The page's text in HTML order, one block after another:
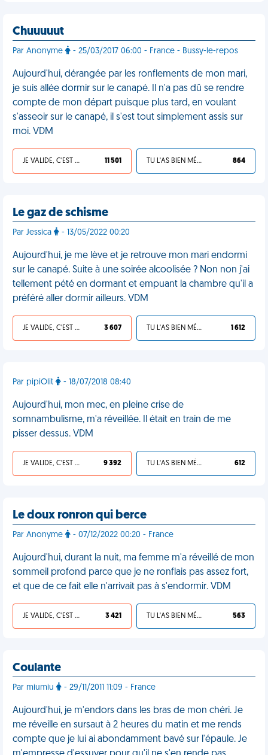
Chuuuuut
Par Anonyme - 25/03/2017 06:00 - France - Bussy-le-repos
Aujourd'hui, dérangée par les ronflements de mon mari,
je suis allée dormir sur le canapé. Il n'a pas dû se rendre
compte de mon départ puisque plus tard, en voulant
s'asseoir sur le canapé, il s'est tout simplement assis sur
moi. VDM
JE VALIDE, C'EST UNE VDM 11 501 TU L'AS BIEN MÉRITÉ 864
Le gaz de schisme
Par Jessica - 13/05/2022 00:20
Aujourd'hui, je me lève et je retrouve mon mari endormi
sur le canapé. Suite à une soirée alcoolisée ? Non non j'ai
tellement pété en dormant et empuant la chambre qu'il a
préféré aller dormir ailleurs. VDM
JE VALIDE, C'EST UNE VDM 3 607 TU L'AS BIEN MÉRITÉ 1 612
Par pipiOlit - 18/07/2018 08:40
Aujourd'hui, mon mec, en pleine crise de
somnambulisme, m'a réveillée. Il était en train de me
pisser dessus. VDM
JE VALIDE, C'EST UNE VDM 9 392 TU L'AS BIEN MÉRITÉ 612
Le doux ronron qui berce
Par Anonyme - 07/12/2022 00:20 - France
Aujourd'hui, durant la nuit, ma femme m'a réveillé de mon
sommeil profond parce que je ne ronflais pas assez fort,
et que de ce fait elle n'arrivait pas à s'endormir. VDM
JE VALIDE, C'EST UNE VDM 3 421 TU L'AS BIEN MÉRITÉ 563
Coulante
Par miumiu - 29/11/2011 11:09 - France
Aujourd'hui, je m'endors dans les bras de mon chéri. Je
me réveille en sursaut à 2 heures du matin et me rends
compte que je lui ai abondamment bavé sur l'épaule. Je